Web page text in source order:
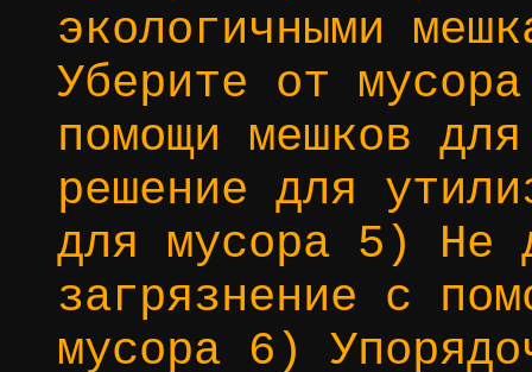
экологичными
Уберите от
помощи мешков
решение для
для мусора 5) Не
загрязнение с
мусора 6)